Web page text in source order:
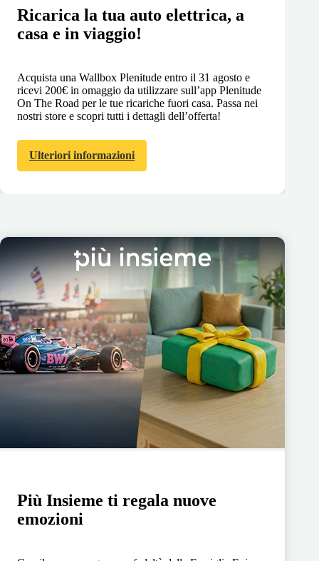
Ricarica la tua auto elettrica, a
casa e in viaggio!
Acquista una Wallbox Plenitude entro il 31 agosto e
ricevi 200€ in omaggio da utilizzare sull’app Plenitude
On The Road per le tue ricariche fuori casa. Passa nei
nostri store e scopri tutti i dettagli dell’offerta!
Ulteriori informazioni
Più Insieme ti regala nuove
emozioni